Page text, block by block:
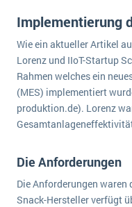
Maschinenbau
Medien
NGO
Logistik
Produktion
Services
Textil und Mode
Ein WMS
wichtigsten
ERP-Software für
Digitale Arbeitsaufträge in
Implementierung
Wie ein aktueller Artikel
Lorenz und IIoT-Startup
Rahmen welches ein
(MES) implementiert
produktion.de). Lorenz
Die Anforderungen
Die Anforderungen
Snack-Hersteller verfügt